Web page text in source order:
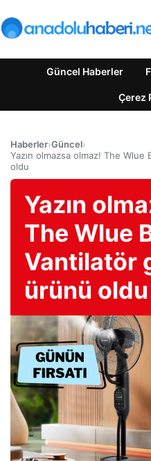
Güncel Haberler
Çerez
Haberler›Güncel›
Yazın olmazsa olmaz! The
oldu
Yazın
The Wlue
Vantilatör
ürünü oldu